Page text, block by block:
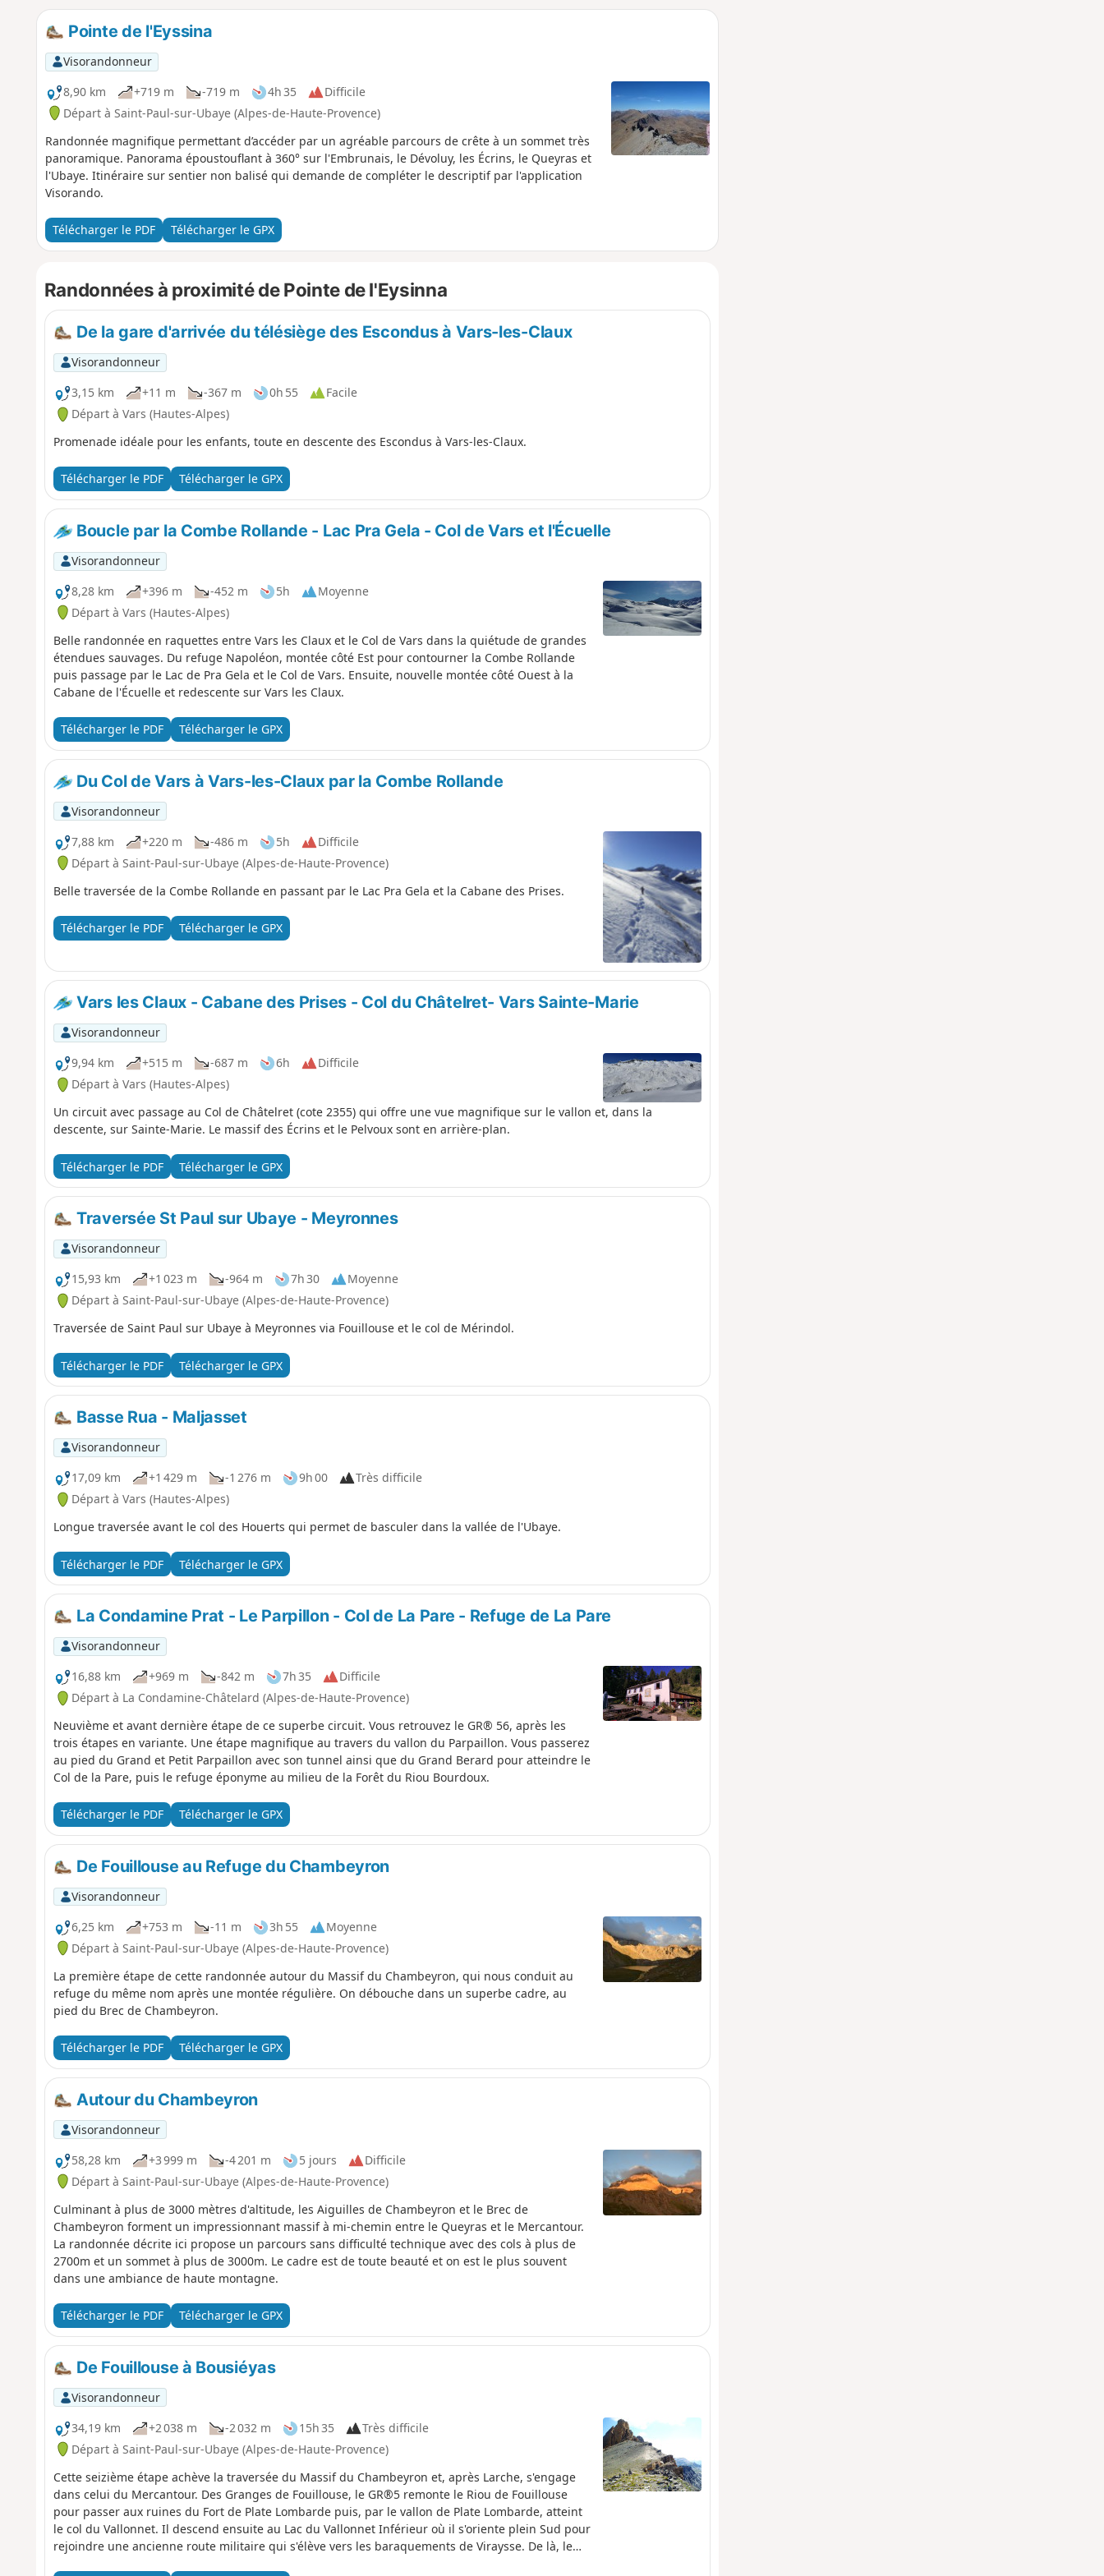
Pointe de l'Eyssina
Visorandonneur
8,90 km
+719 m -719 m 4h 35
Difficile
Départ à Saint-Paul-sur-Ubaye (Alpes-de-Haute-Provence)
Randonnée magnifique permettant d’accéder par un agréable parcours de crête à un sommet très
panoramique. Panorama époustouflant à 360° sur l'Embrunais, le Dévoluy, les Écrins, le Queyras et
l'Ubaye. Itinéraire sur sentier non balisé qui demande de compléter le descriptif par l'application
Visorando.
Télécharger le PDF Télécharger le GPX
Randonnées à proximité de Pointe de l'Eysinna
De la gare d'arrivée du télésiège des Escondus à Vars-les-Claux
Visorandonneur
3,15 km
+11 m -367 m 0h 55
Facile
Départ à Vars (Hautes-Alpes)
Promenade idéale pour les enfants, toute en descente des Escondus à Vars-les-Claux.
Télécharger le PDF Télécharger le GPX
Boucle par la Combe Rollande - Lac Pra Gela - Col de Vars et l'Écuelle
Visorandonneur
8,28 km
+396 m -452 m 5h
Moyenne
Départ à Vars (Hautes-Alpes)
Belle randonnée en raquettes entre Vars les Claux et le Col de Vars dans la quiétude de grandes
étendues sauvages. Du refuge Napoléon, montée côté Est pour contourner la Combe Rollande
puis passage par le Lac de Pra Gela et le Col de Vars. Ensuite, nouvelle montée côté Ouest à la
Cabane de l'Écuelle et redescente sur Vars les Claux.
Télécharger le PDF Télécharger le GPX
Du Col de Vars à Vars-les-Claux par la Combe Rollande
Visorandonneur
7,88 km
+220 m -486 m 5h
Difficile
Départ à Saint-Paul-sur-Ubaye (Alpes-de-Haute-Provence)
Belle traversée de la Combe Rollande en passant par le Lac Pra Gela et la Cabane des Prises.
Télécharger le PDF Télécharger le GPX
Vars les Claux - Cabane des Prises - Col du Châtelret- Vars Sainte-Marie
Visorandonneur
9,94 km
+515 m -687 m 6h
Difficile
Départ à Vars (Hautes-Alpes)
Un circuit avec passage au Col de Châtelret (cote 2355) qui offre une vue magnifique sur le vallon et, dans la
descente, sur Sainte-Marie. Le massif des Écrins et le Pelvoux sont en arrière-plan.
Télécharger le PDF Télécharger le GPX
Traversée St Paul sur Ubaye - Meyronnes
Visorandonneur
15,93 km
+1 023 m -964 m 7h 30
Moyenne
Départ à Saint-Paul-sur-Ubaye (Alpes-de-Haute-Provence)
Traversée de Saint Paul sur Ubaye à Meyronnes via Fouillouse et le col de Mérindol.
Télécharger le PDF Télécharger le GPX
Basse Rua - Maljasset
Visorandonneur
17,09 km
+1 429 m -1 276 m 9h 00
Très difficile
Départ à Vars (Hautes-Alpes)
Longue traversée avant le col des Houerts qui permet de basculer dans la vallée de l'Ubaye.
Télécharger le PDF Télécharger le GPX
La Condamine Prat - Le Parpillon - Col de La Pare - Refuge de La Pare
Visorandonneur
16,88 km
+969 m -842 m 7h 35
Difficile
Départ à La Condamine-Châtelard (Alpes-de-Haute-Provence)
Neuvième et avant dernière étape de ce superbe circuit. Vous retrouvez le GR® 56, après les
trois étapes en variante. Une étape magnifique au travers du vallon du Parpaillon. Vous passerez
au pied du Grand et Petit Parpaillon avec son tunnel ainsi que du Grand Berard pour atteindre le
Col de la Pare, puis le refuge éponyme au milieu de la Forêt du Riou Bourdoux.
Télécharger le PDF Télécharger le GPX
De Fouillouse au Refuge du Chambeyron
Visorandonneur
6,25 km
+753 m -11 m 3h 55
Moyenne
Départ à Saint-Paul-sur-Ubaye (Alpes-de-Haute-Provence)
La première étape de cette randonnée autour du Massif du Chambeyron, qui nous conduit au
refuge du même nom après une montée régulière. On débouche dans un superbe cadre, au
pied du Brec de Chambeyron.
Télécharger le PDF Télécharger le GPX
Autour du Chambeyron
Visorandonneur
58,28 km
+3 999 m -4 201 m 5 jours
Difficile
Départ à Saint-Paul-sur-Ubaye (Alpes-de-Haute-Provence)
Culminant à plus de 3000 mètres d'altitude, les Aiguilles de Chambeyron et le Brec de
Chambeyron forment un impressionnant massif à mi-chemin entre le Queyras et le Mercantour.
La randonnée décrite ici propose un parcours sans difficulté technique avec des cols à plus de
2700m et un sommet à plus de 3000m. Le cadre est de toute beauté et on est le plus souvent
dans une ambiance de haute montagne.
Télécharger le PDF Télécharger le GPX
De Fouillouse à Bousiéyas
Visorandonneur
34,19 km
+2 038 m -2 032 m 15h 35
Très difficile
Départ à Saint-Paul-sur-Ubaye (Alpes-de-Haute-Provence)
Cette seizième étape achève la traversée du Massif du Chambeyron et, après Larche, s'engage
dans celui du Mercantour. Des Granges de Fouillouse, le GR®5 remonte le Riou de Fouillouse
pour passer aux ruines du Fort de Plate Lombarde puis, par le vallon de Plate Lombarde, atteint
le col du Vallonnet. Il descend ensuite au Lac du Vallonnet Inférieur où il s'oriente plein Sud pour
rejoindre une ancienne route militaire qui s'élève vers les baraquements de Viraysse. De là, le